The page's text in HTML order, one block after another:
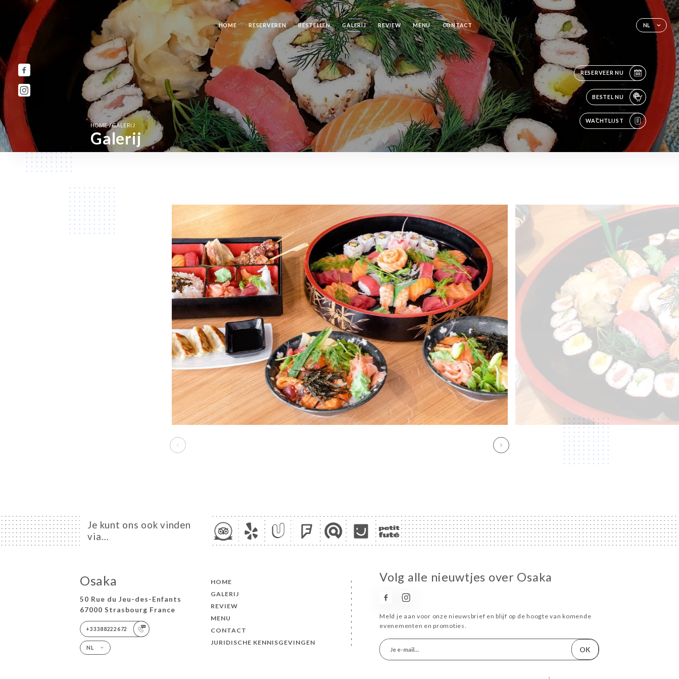
NL
HOME RESERVEREN BESTELLEN GALERIJ REVIEW MENU CONTACT
RESERVEER NU
BESTEL NU
WACHTLIJST
HOME/GALERIJ
Galerij
Je kunt ons ook vinden
via…
Osaka
50 Rue du Jeu-des-Enfants
67000 Strasbourg France
+33388222672
NL
HOME
GALERIJ
REVIEW
MENU
CONTACT
JURIDISCHE KENNISGEVINGEN
Volg alle nieuwtjes over Osaka
Meld je aan voor onze nieuwsbrief en blijf op de hoogte van komende
evenementen en promoties.
OK